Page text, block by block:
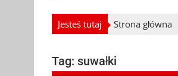
Jesteś tutaj Strona główna
Tag: suwałki